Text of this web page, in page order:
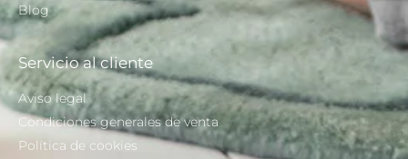
Blog
Servicio al cliente
Aviso legal
Condiciones generales de venta
Política de cookies